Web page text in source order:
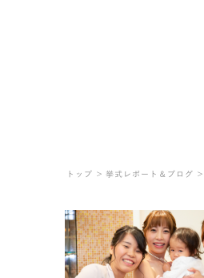
トップ ＞ 挙式レポート＆ブログ ＞